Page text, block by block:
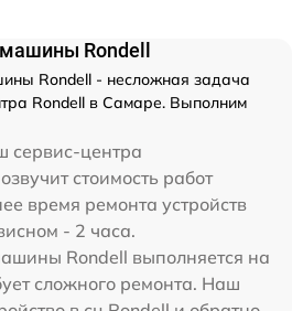
Rondell
Rondell - несложная задача
Rondell в Самаре. Выполним
сервис-центра
стоимость работ
время ремонта устройств
- 2 часа.
Rondell выполняется на
сложного ремонта. Наш